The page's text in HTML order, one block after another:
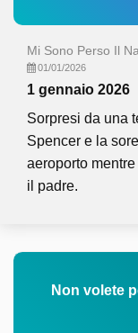
Mi Sono Perso Il
01/01/2026
1 gennaio 2026
Sorpresi da una
Spencer e la
aeroporto
il padre.
Non volete